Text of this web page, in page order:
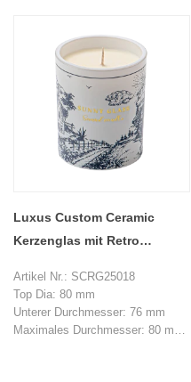
Unterer Durchmesser: 75,5 mm
Max Dia: 89 mm
Höhe: 127 mm
Gewicht: 230 g
MOQ: 1000 Stücke
Luxus Custom Ceramic
Kerzenglas mit Retro
Artikel Nr.: SCRG25018
Top Dia: 80 mm
Unterer Durchmesser: 76 mm
Maximales Durchmesser: 80 mm